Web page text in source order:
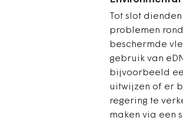
Tot slot
problemen
beschermde
gebruik van
bijvoorbeeld
uitwijzen of er
regering te
maken via een